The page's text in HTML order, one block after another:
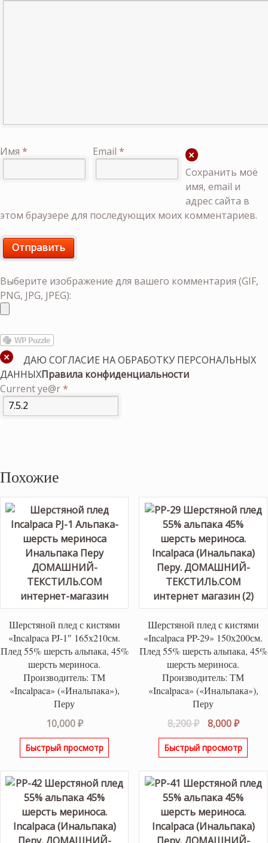
Имя * Email *
Сохранить моё
имя, email и
адрес сайта в
этом браузере для последующих моих комментариев.
Выберите изображение для вашего комментария (GIF,
PNG, JPG, JPEG):
ДАЮ СОГЛАСИЕ НА ОБРАБОТКУ ПЕРСОНАЛЬНЫХ
ДАННЫХПравила конфиденциальности
Current ye@r*
Похожие
Шерстяной плед с кистями
«Incalpaca PJ-1″ 165х210см.
Плед 55% шерсть альпака, 45%
шерсть мериноса.
Производитель: ТМ
«Incalpaca» («Инальпака»),
Перу
10,000₽
Быстрый просмотр
Шерстяной плед с кистями
«Incalpaca PP-29» 150х200см.
Плед 55% шерсть альпака, 45%
шерсть мериноса.
Производитель: ТМ
«Incalpaca» («Инальпака»),
Перу
8,200₽
цена
составляла
8,000₽
цена:
8,000
Быстрый просмотр